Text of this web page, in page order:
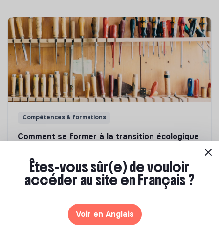
Compétences & formations
Comment se former à la transition écologique
Marianne Roussel •09 janvier 2024
Êtes-vous sûr(e) de vouloir
accéder au site en Français ?
Voir en Anglais